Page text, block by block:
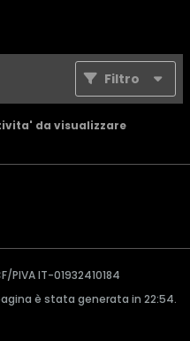
Filtro
da visualizzare
PIVA IT-01932410184
è stata generata in 22:54.